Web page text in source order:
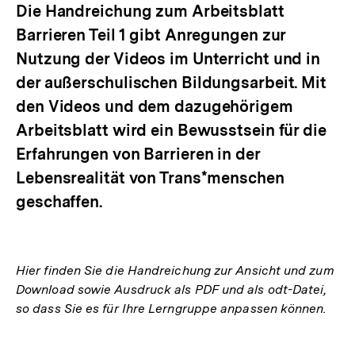
Die Handreichung zum Arbeitsblatt
Barrieren Teil 1 gibt Anregungen zur
Nutzung der Videos im Unterricht und in
der außerschulischen Bildungsarbeit. Mit
den Videos und dem dazugehörigem
Arbeitsblatt wird ein Bewusstsein für die
Erfahrungen von Barrieren in der
Lebensrealität von Trans*menschen
geschaffen.
Hier finden Sie die Handreichung zur Ansicht und zum
Download sowie Ausdruck als PDF und als odt-Datei,
so dass Sie es für Ihre Lerngruppe anpassen können.